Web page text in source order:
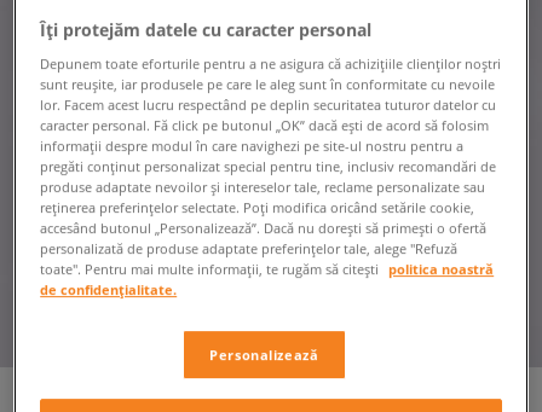
Îți protejăm datele cu caracter personal
Depunem toate eforturile pentru a ne asigura că achizițiile clienților noștri
sunt reușite, iar produsele pe care le aleg sunt în conformitate cu nevoile
lor. Facem acest lucru respectând pe deplin securitatea tuturor datelor cu
caracter personal. Fă click pe butonul „OK” dacă ești de acord să folosim
informații despre modul în care navighezi pe site-ul nostru pentru a
pregăti conținut personalizat special pentru tine, inclusiv recomandări de
produse adaptate nevoilor și intereselor tale, reclame personalizate sau
reținerea preferințelor selectate. Poți modifica oricând setările cookie,
accesând butonul „Personalizează”. Dacă nu dorești să primești o ofertă
personalizată de produse adaptate preferințelor tale, alege "Refuză
toate". Pentru mai multe informații, te rugăm să citești
politica noastră
de confidențialitate.
Personalizează